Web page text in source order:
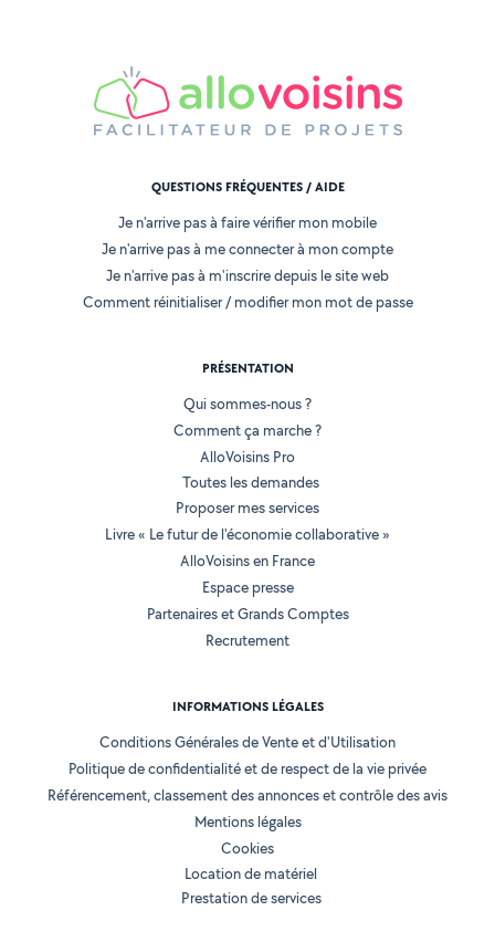
QUESTIONS FRÉQUENTES / AIDE
Je n'arrive pas à faire vérifier mon mobile
Je n'arrive pas à me connecter à mon compte
Je n'arrive pas à m'inscrire depuis le site web
Comment réinitialiser / modifier mon mot de passe
PRÉSENTATION
Qui sommes-nous ?
Comment ça marche ?
AlloVoisins Pro
Toutes les demandes
Proposer mes services
Livre « Le futur de l'économie collaborative »
AlloVoisins en France
Espace presse
Partenaires et Grands Comptes
Recrutement
INFORMATIONS LÉGALES
Conditions Générales de Vente et d'Utilisation
Politique de confidentialité et de respect de la vie privée
Référencement, classement des annonces et contrôle des avis
Mentions légales
Cookies
Location de matériel
Prestation de services